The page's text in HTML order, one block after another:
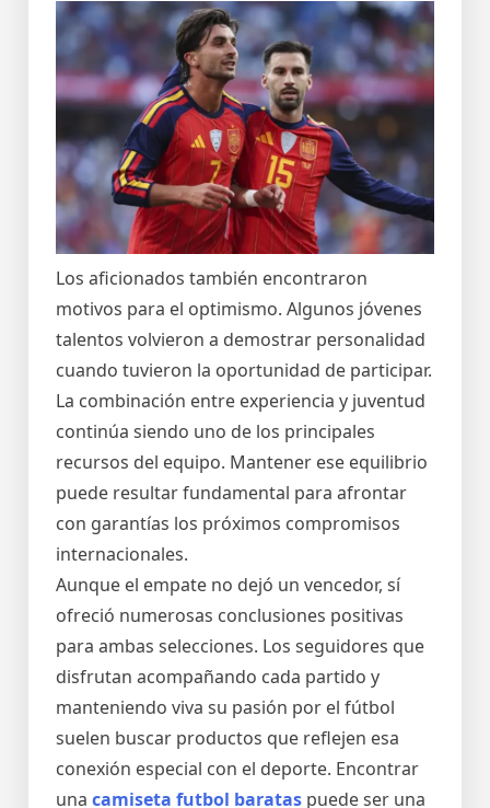
Los aficionados también encontraron
motivos para el optimismo. Algunos jóvenes
talentos volvieron a demostrar personalidad
cuando tuvieron la oportunidad de participar.
La combinación entre experiencia y juventud
continúa siendo uno de los principales
recursos del equipo. Mantener ese equilibrio
puede resultar fundamental para afrontar
con garantías los próximos compromisos
internacionales.
Aunque el empate no dejó un vencedor, sí
ofreció numerosas conclusiones positivas
para ambas selecciones. Los seguidores que
disfrutan acompañando cada partido y
manteniendo viva su pasión por el fútbol
suelen buscar productos que reflejen esa
conexión especial con el deporte. Encontrar
una camiseta futbol baratas puede ser una